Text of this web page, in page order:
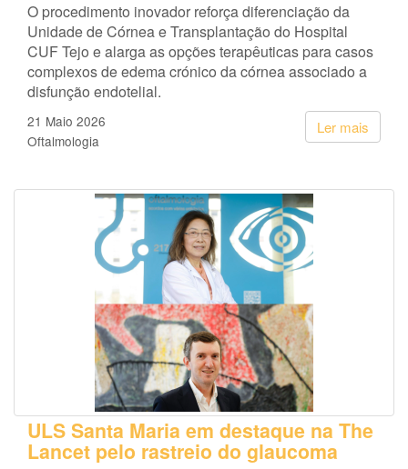
O procedimento inovador reforça diferenciação da
Unidade de Córnea e Transplantação do Hospital
CUF Tejo e alarga as opções terapêuticas para casos
complexos de edema crónico da córnea associado a
disfunção endotelial.
Ler mais
21 Maio 2026
Oftalmologia
ULS Santa Maria em destaque na The
Lancet pelo rastreio do glaucoma